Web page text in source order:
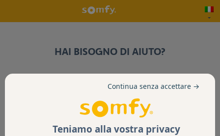
HAI BISOGNO DI AIUTO?
Se lo desideri, rispondi alle domande qui sotto e il supporto
Somfy ti risponderà il prima possibile.
Il tuo indirizzo email *
Teniamo alla vostra privacy
Continua senza accettare →